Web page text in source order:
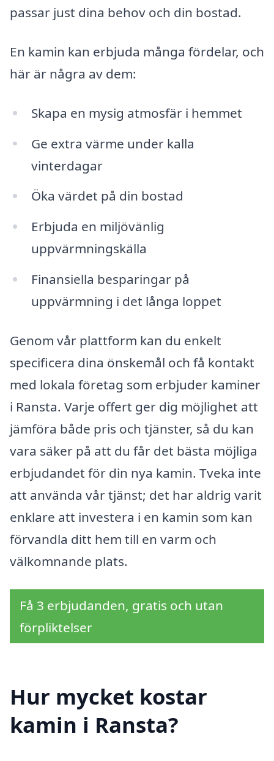
passar just dina behov och din bostad.
En kamin kan erbjuda många fördelar, och
här är några av dem:
Skapa en mysig atmosfär i hemmet
Ge extra värme under kalla
vinterdagar
Öka värdet på din bostad
Erbjuda en miljövänlig
uppvärmningskälla
Finansiella besparingar på
uppvärmning i det långa loppet
Genom vår plattform kan du enkelt
specificera dina önskemål och få kontakt
med lokala företag som erbjuder kaminer
i Ransta. Varje offert ger dig möjlighet att
jämföra både pris och tjänster, så du kan
vara säker på att du får det bästa möjliga
erbjudandet för din nya kamin. Tveka inte
att använda vår tjänst; det har aldrig varit
enklare att investera i en kamin som kan
förvandla ditt hem till en varm och
välkomnande plats.
Få 3 erbjudanden, gratis och utan
förpliktelser
Hur mycket kostar
kamin i Ransta?